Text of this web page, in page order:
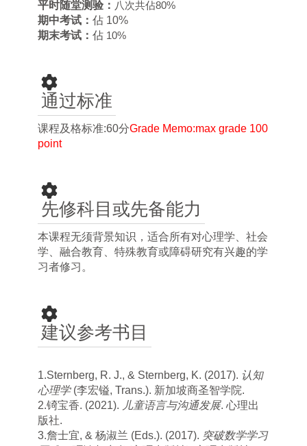
平时随堂测验： 八次共佔80%
期中考试： 佔 10%
期末考试： 佔 10%
通过标准
课程及格标准:60分Grade Memo:max grade 100
point
先修科目或先备能力
本课程无须背景知识，适合所有对心理学、社会
学、融合教育、特殊教育或障碍研究有兴趣的学
习者修习。
建议参考书目
1.Sternberg, R. J., & Sternberg, K. (2017). 认知
心理学(李宏镒, Trans.). 新加坡商圣智学院.
2.锜宝香. (2021). 儿童语言与沟通发展. 心理出
版社.
3.詹士宜, & 杨淑兰 (Eds.). (2017). 突破数学学习